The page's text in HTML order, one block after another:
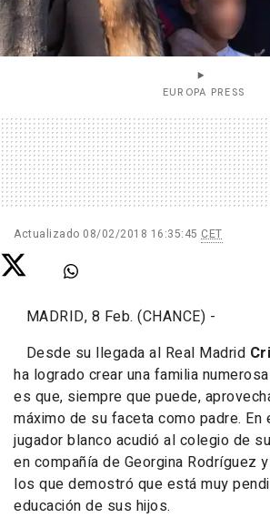
EUROPA PRESS
Actualizado 08/02/2018 16:35:45 CET
MADRID, 8 Feb. (CHANCE) -
Desde su llegada al Real Madrid
ha logrado crear una familia
es que, siempre que puede,
máximo de su faceta como padre.
jugador blanco acudió al colegio de
en compañía de Georgina Rodríguez
los que demostró que está muy
educación de sus hijos.